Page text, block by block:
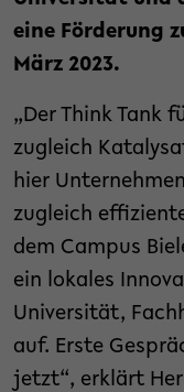
eine Förderung
März 2023.
„Der Think Tank
zugleich
hier
zugleich
dem Campus
ein lokales
Universität,
auf. Erste
jetzt“, erklärt